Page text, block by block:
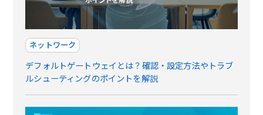
ネットワーク
デフォルトゲートウェイとは？確認・設定方法やトラブ
ルシューティングのポイントを解説